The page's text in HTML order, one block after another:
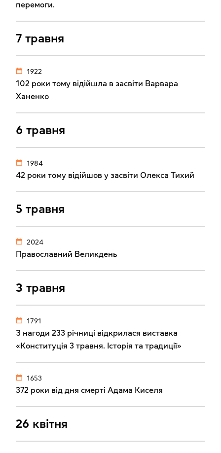
перемоги.
7 травня
1922
102 роки тому відійшла в засвіти Варвара
Ханенко
6 травня
1984
42 роки тому відійшов у засвіти Олекса Тихий
5 травня
2024
Православний Великдень
3 травня
1791
З нагоди 233 річниці відкрилася виставка
«Конституція 3 травня. Історія та традиції»
1653
372 роки від дня смерті Адама Киселя
26 квітня